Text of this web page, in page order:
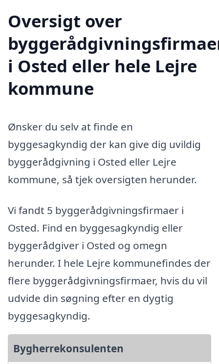
Oversigt over
i Osted eller hele Lejre
kommune
Ønsker du selv at finde en
byggesagkyndig der kan give dig uvildig
byggerådgivning i Osted eller Lejre
kommune, så tjek oversigten herunder.
Vi fandt 5 byggerådgivningsfirmaer i
Osted. Find en byggesagkyndig eller
byggerådgiver i Osted og omegn
herunder. I hele Lejre kommunefindes der
flere byggerådgivningsfirmaer, hvis du vil
udvide din søgning efter en dygtig
byggesagkyndig.
Bygherrekonsulenten